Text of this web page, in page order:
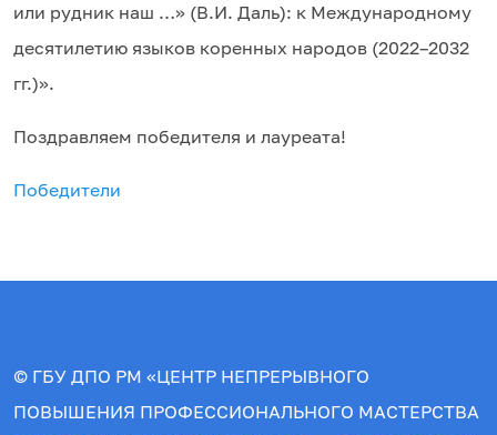
или рудник наш …» (В.И. Даль): к Международному
десятилетию языков коренных народов (2022–2032
гг.)».
Поздравляем победителя и лауреата!
Победители
© ГБУ ДПО РМ «ЦЕНТР НЕПРЕРЫВНОГО
ПОВЫШЕНИЯ ПРОФЕССИОНАЛЬНОГО МАСТЕРСТВА